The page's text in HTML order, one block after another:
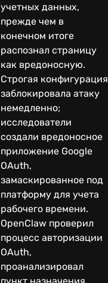
учетных данных,
прежде чем в
конечном итоге
распознал страницу
как вредоносную.
Строгая конфигурация
заблокировала атаку
немедленно;
исследователи
создали вредоносное
приложение Google
OAuth,
замаскированное под
платформу для учета
рабочего времени.
OpenClaw проверил
процесс авторизации
OAuth,
проанализировал